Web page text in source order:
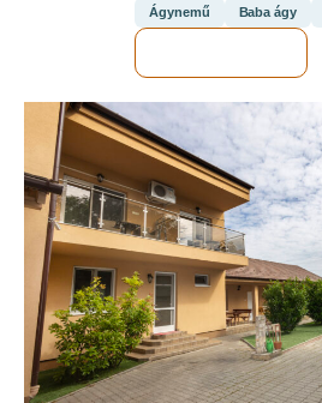
Ágynemű Baba ágy